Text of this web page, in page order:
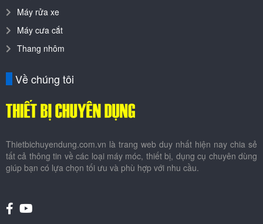
Máy rửa xe
Máy cưa cắt
Thang nhôm
Về chúng tôi
Thietbichuyendung.com.vn là trang web duy nhất hiện nay chia sẻ
tất cả thông tin về các loại máy móc, thiết bị, dụng cụ chuyên dùng
giúp bạn có lựa chọn tối ưu và phù hợp với nhu cầu.